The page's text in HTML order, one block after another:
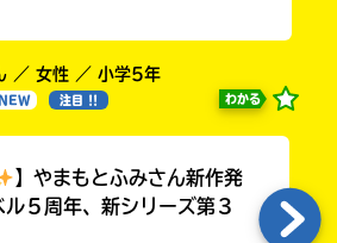
／ 女性 ／ 小学5年
NEW 注目 !! わかる
】やまもとふみさん新作発
ル５周年、新シリーズ第３